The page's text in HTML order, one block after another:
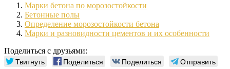
Марки бетона по морозостойкости
Бетонные полы
Определение морозостойкости бетона
Марки и разновидности цементов и их особенности
Поделиться с друзьями:
Твитнуть Поделиться Поделиться Отправить